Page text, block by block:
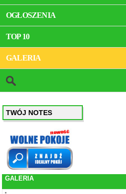
OGŁOSZENIA
TOP 10
GALERIA
TWÓJ NOTES
GALERIA